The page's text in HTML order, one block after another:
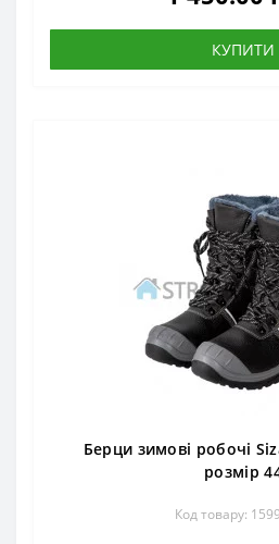
КУПИТИ
Берци зимові робочі
розмір
Код товару: